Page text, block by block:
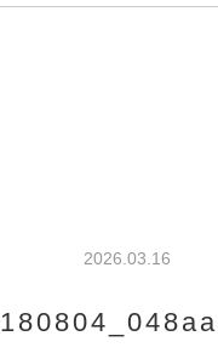
2026.03.16